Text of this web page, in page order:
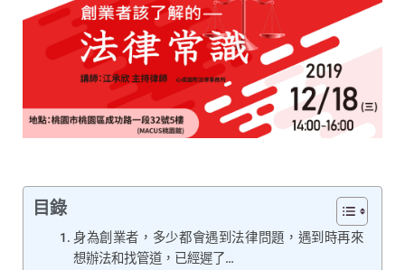
目錄
身為創業者，多少都會遇到法律問題，遇到時再來
想辦法和找管道，已經遲了…